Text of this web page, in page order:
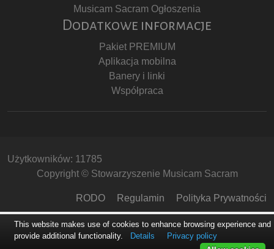
Musicam Sacram Ogłoszenia
Dodatkowe informacje
Pakiet PREMIUM
Aplikacja mobilna
Banery i linki
Współpraca
Użytkowników: 11785
Copyright © Stowarzyszenie Musicam Sacram
RODO Regulamin Polityka Prywatności
This website makes use of cookies to enhance browsing experience and
provide additional functionality.
Details
Privacy policy